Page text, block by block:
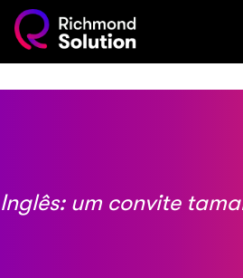
Inglês: um convite